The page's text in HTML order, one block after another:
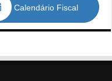
Calendário Fiscal